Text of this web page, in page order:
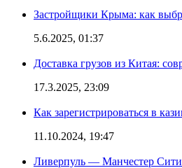
Застройщики Крыма: как
5.6.2025, 01:37
Доставка грузов из Китая:
17.3.2025, 23:09
Как зарегистрироваться в
11.10.2024, 19:47
Ливерпуль — Манчестер Сити